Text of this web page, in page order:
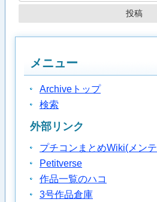
メニュー
Archiveトップ
検索
外部リンク
プチコンまとめWiki(メン
Petitverse
作品一覧のハコ
3号作品倉庫